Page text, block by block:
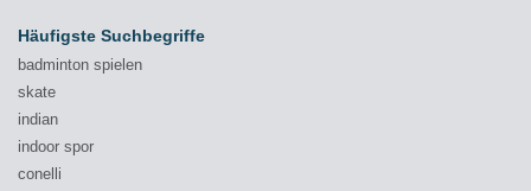
Häufigste Suchbegriffe
badminton spielen
skate
indian
indoor spor
conelli